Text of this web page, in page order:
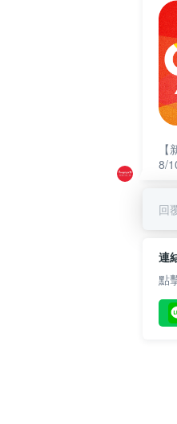
8/
回
連
點